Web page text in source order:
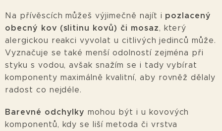
Na přívěscích můžeš výjimečně najít i pozlacený
obecný kov (slitinu kovů) či mosaz, který
alergickou reakci vyvolat u citlivých jedinců může.
Vyznačuje se také menší odolností zejména při
styku s vodou, avšak snažím se i tady vybírat
komponenty maximálně kvalitní, aby rovněž dělaly
radost co nejdéle.
Barevné odchylky mohou být i u kovových
komponentů, kdy se liší metoda či vrstva